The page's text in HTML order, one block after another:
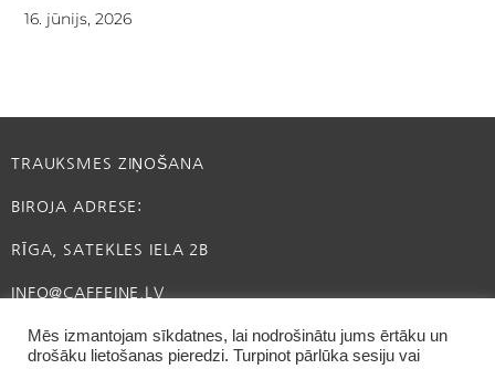
16. jūnijs, 2026
TRAUKSMES ZIŅOŠANA
BIROJA ADRESE:
RĪGA, SATEKLES IELA 2B
INFO@CAFFEINE.LV
Mēs izmantojam sīkdatnes, lai nodrošinātu jums ērtāku un
drošāku lietošanas pieredzi. Turpinot pārlūka sesiju vai